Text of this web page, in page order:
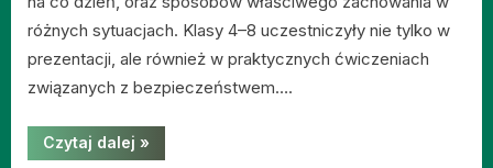
różnych sytuacjach. Klasy 4–8 uczestniczyły nie tylko w
prezentacji, ale również w praktycznych ćwiczeniach
związanych z bezpieczeństwem….
Czytaj dalej “Dzień
3
»